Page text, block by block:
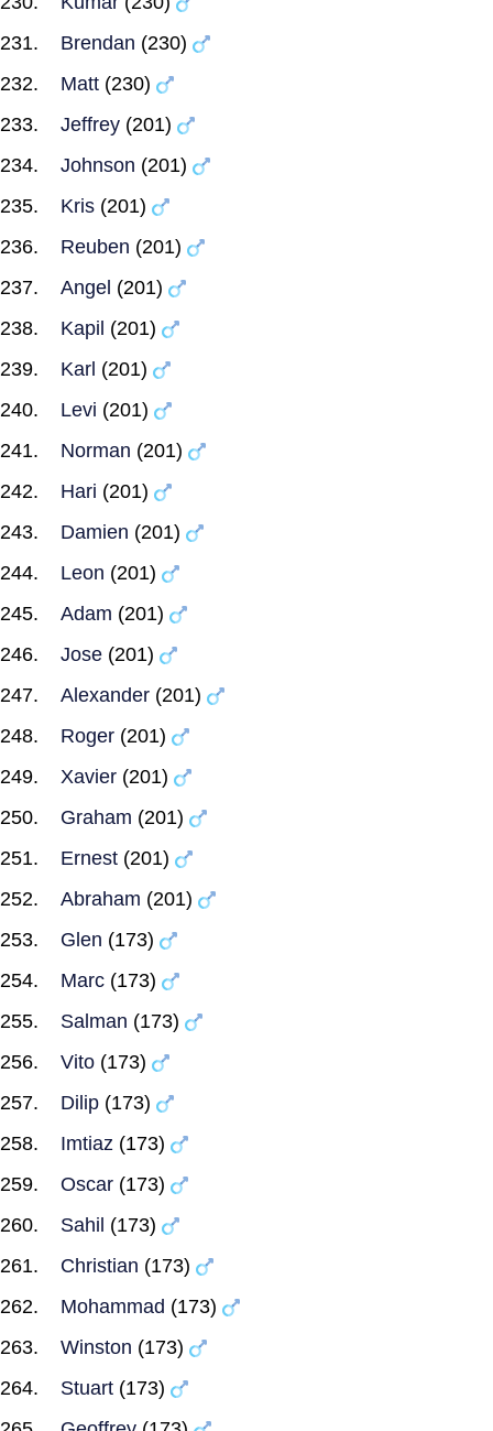
Brendan (230)
Matt (230)
Jeffrey (201)
Johnson (201)
Kris (201)
Reuben (201)
Angel (201)
Kapil (201)
Karl (201)
Levi (201)
Norman (201)
Hari (201)
Damien (201)
Leon (201)
Adam (201)
Jose (201)
Alexander (201)
Roger (201)
Xavier (201)
Graham (201)
Ernest (201)
Abraham (201)
Glen (173)
Marc (173)
Salman (173)
Vito (173)
Dilip (173)
Imtiaz (173)
Oscar (173)
Sahil (173)
Christian (173)
Mohammad (173)
Winston (173)
Stuart (173)